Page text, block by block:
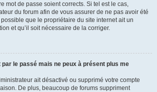
mot de passe soient corrects. Si tel est le cas,
du forum afin de vous assurer de ne pas avoir été
que le propriétaire du site internet ait un
et qu’il soit nécessaire de la corriger.
par le passé mais ne peux à présent plus me
ait désactivé ou supprimé votre compte
De plus, beaucoup de forums suppriment